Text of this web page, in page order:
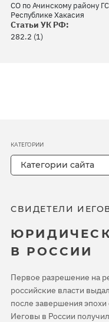
СО по Ачинскому району
Республике Хакасия
Статьи УК РФ:
282.2 (1)
СВИДЕТЕЛИ
В РОССИИ
Первое разрешение на
российские власти
после завершения
Иеговы в России
КАТЕГОРИИ
Категории сайта